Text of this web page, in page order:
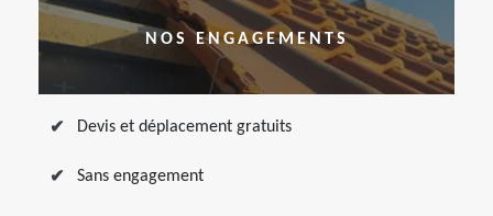
NOS ENGAGEMENTS
Devis et déplacement gratuits
Sans engagement